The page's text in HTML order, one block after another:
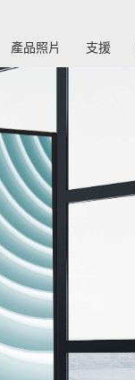
產品照片 支援